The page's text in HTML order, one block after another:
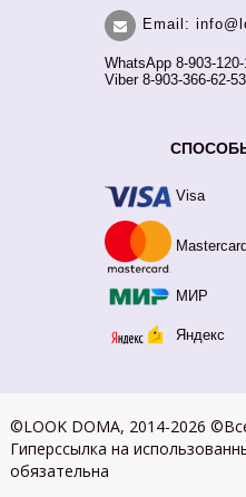
Email:
WhatsApp 8-903-
Viber 8-903-366-62-53
Visa
Mastercard
МИР
Яндекс
©LOOK DOMA, 2014-2026
Гиперссылка на
обязательна